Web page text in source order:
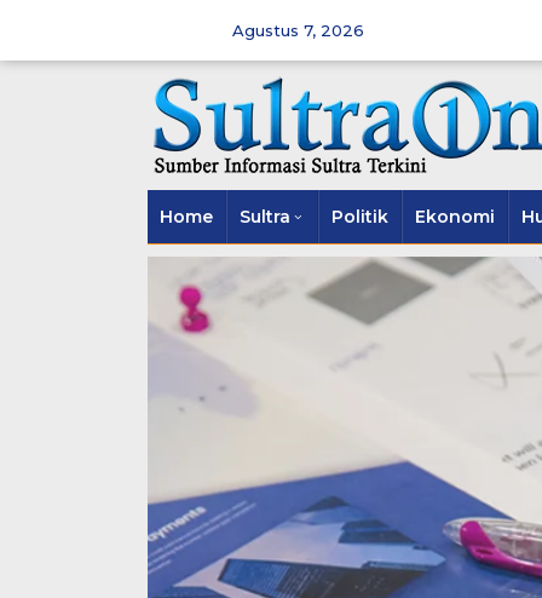
Agustus 7, 2026
Home Sultra Politik Ekonomi